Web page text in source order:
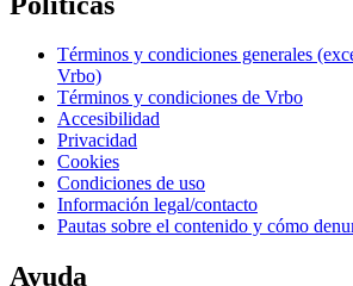
Términos y condiciones generales
Vrbo)
Términos y condiciones de Vrbo
Accesibilidad
Privacidad
Cookies
Condiciones de uso
Información legal/contacto
Pautas sobre el contenido y cómo
Ayuda